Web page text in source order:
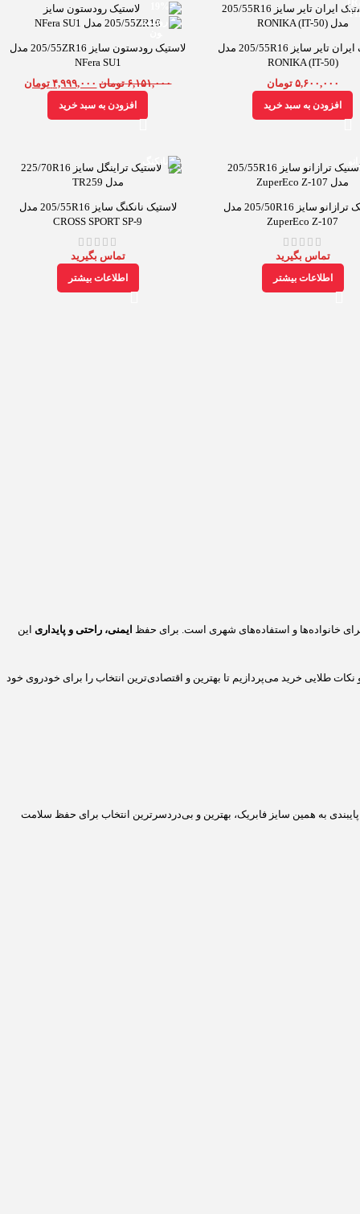
لاستیک ایران تایر سایز 205/55R16 مدل
(RONIKA (IT-50
۵,۶۰۰,۰۰۰ تومان
افزودن به سبد خرید
-19%
لاستیک رودستون سایز 205/55ZR16 مدل
NFera SU1
۶,۱۵۱,۰۰۰ تومان ۴,۹۹۹,۰۰۰ تومان
افزودن به سبد خرید
لاستیک ترازانو سایز 205/50R16 مدل
ZuperEco Z-107
تماس بگیرید
اطلاعات بیشتر
لاستیک نانکنگ سایز 205/55R16 مدل
CROSS SPORT SP-9
تماس بگیرید
اطلاعات بیشتر
ایمنی، راحتی و پایداری این
نکات طلایی خرید می‌پردازیم تا بهترین و اقتصادی‌ترین انتخاب را برای خودروی خود
به همین سایز فابریک، بهترین و بی‌دردسرترین انتخاب برای حفظ سلامت